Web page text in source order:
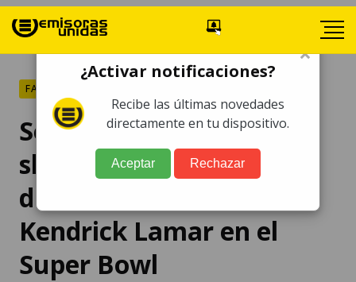
FARÁNDULA
Serena Williams deja en
shock con su baile
durante el show de
Kendrick Lamar en el
Super Bowl
×
¿Activar notificaciones?
Recibe las últimas novedades
directamente en tu dispositivo.
Aceptar Rechazar